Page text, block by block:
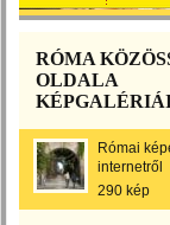
RÓMA
OLDALA
Római
internetről
290 kép